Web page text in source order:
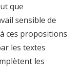
que
sensible de
ces propositions
les textes
les